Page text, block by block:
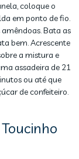
coloque o
em ponto de fio.
Bata as
bem. Acrescente
a mistura e
assadeira de 21
ou até que
de confeiteiro.